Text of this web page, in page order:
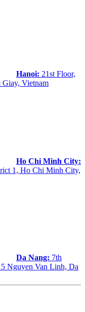
Hanoi: 21st Floor,
Vietnam
Ho Chi Minh City:
1, Ho Chi Minh City,
Da Nang: 7th
Nguyen Van Linh, Da